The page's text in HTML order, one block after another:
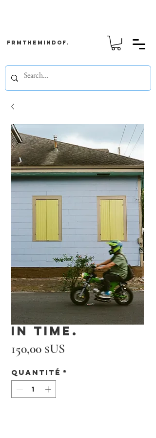
frmthemindof.
In Time.
150,00 $US
Quantité *